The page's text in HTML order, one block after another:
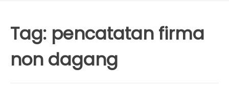
Tag: pencatatan firma
non dagang